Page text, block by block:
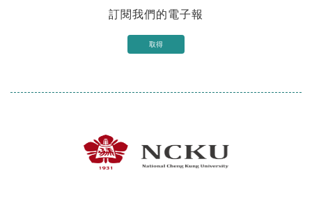
訂閱我們的電子報
取得